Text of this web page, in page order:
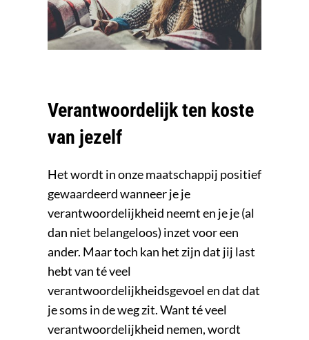
Verantwoordelijk ten koste
van jezelf
Het wordt in onze maatschappij positief
gewaardeerd wanneer je je
verantwoordelijkheid neemt en je je (al
dan niet belangeloos) inzet voor een
ander. Maar toch kan het zijn dat jij last
hebt van té veel
verantwoordelijkheidsgevoel en dat dat
je soms in de weg zit. Want té veel
verantwoordelijkheid nemen, wordt